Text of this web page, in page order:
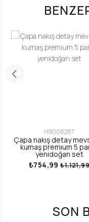
HB008287
Çapa nakış detay
kumaş premıum 5
yenidoğan set
₺754,99₺1.121,99
SON